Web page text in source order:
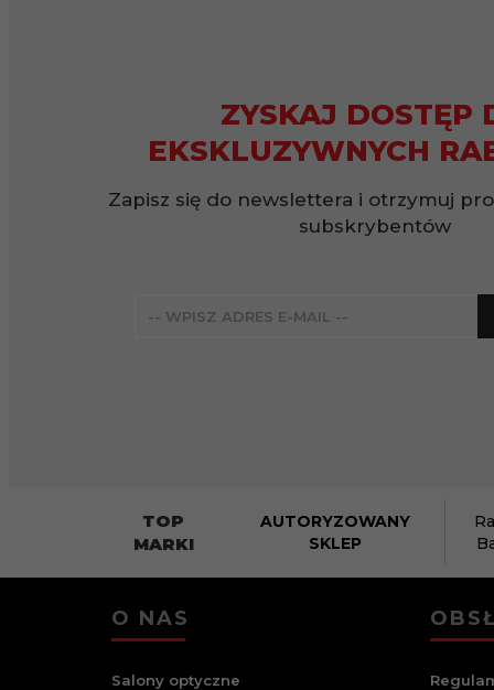
ZYSKAJ DOSTĘP
EKSKLUZYWNYCH
Zapisz się do newslettera i otrzymuj
subskrybentów
TOP
MARKI
AUTORYZOWANY
SKLEP
O NAS
Salony optyczne